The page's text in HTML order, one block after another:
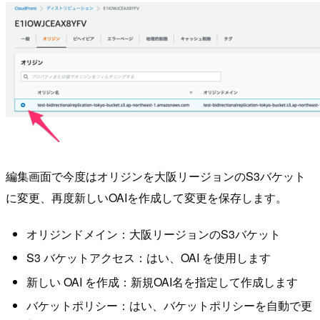
編集画面で今度はオリジンを大阪リージョンのS3バケット
に変更、再度新しいOAIを作成して変更を保存します。
オリジンドメイン：大阪リージョンのS3バケット
S3 バケットアクセス：はい、OAI を使用します
新しい OAI を作成：新規OAI名を指定して作成します
バケットポリシー：はい、バケットポリシーを自動で更